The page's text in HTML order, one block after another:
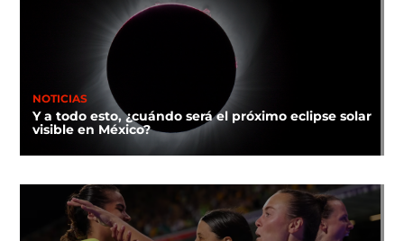
NOTICIAS
Y a todo esto, ¿cuándo será el próximo eclipse solar
visible en México?